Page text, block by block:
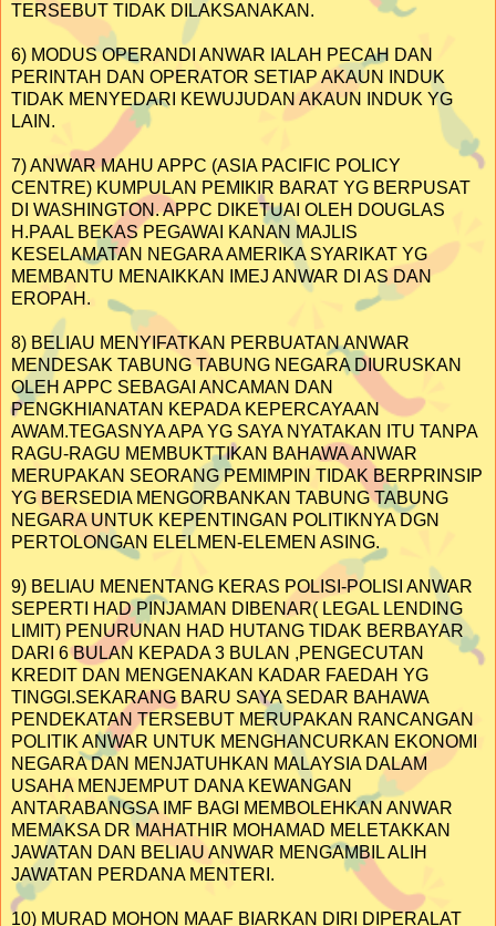
TERSEBUT TIDAK DILAKSANAKAN.
6) MODUS OPERANDI ANWAR IALAH PECAH DAN
PERINTAH DAN OPERATOR SETIAP AKAUN INDUK
TIDAK MENYEDARI KEWUJUDAN AKAUN INDUK YG
LAIN.
7) ANWAR MAHU APPC (ASIA PACIFIC POLICY
CENTRE) KUMPULAN PEMIKIR BARAT YG BERPUSAT
DI WASHINGTON. APPC DIKETUAI OLEH DOUGLAS
H.PAAL BEKAS PEGAWAI KANAN MAJLIS
KESELAMATAN NEGARA AMERIKA SYARIKAT YG
MEMBANTU MENAIKKAN IMEJ ANWAR DI AS DAN
EROPAH.
8) BELIAU MENYIFATKAN PERBUATAN ANWAR
MENDESAK TABUNG TABUNG NEGARA DIURUSKAN
OLEH APPC SEBAGAI ANCAMAN DAN
PENGKHIANATAN KEPADA KEPERCAYAAN
AWAM.TEGASNYA APA YG SAYA NYATAKAN ITU TANPA
RAGU-RAGU MEMBUKTTIKAN BAHAWA ANWAR
MERUPAKAN SEORANG PEMIMPIN TIDAK BERPRINSIP
YG BERSEDIA MENGORBANKAN TABUNG TABUNG
NEGARA UNTUK KEPENTINGAN POLITIKNYA DGN
PERTOLONGAN ELELMEN-ELEMEN ASING.
9) BELIAU MENENTANG KERAS POLISI-POLISI ANWAR
SEPERTI HAD PINJAMAN DIBENAR( LEGAL LENDING
LIMIT) PENURUNAN HAD HUTANG TIDAK BERBAYAR
DARI 6 BULAN KEPADA 3 BULAN ,PENGECUTAN
KREDIT DAN MENGENAKAN KADAR FAEDAH YG
TINGGI.SEKARANG BARU SAYA SEDAR BAHAWA
PENDEKATAN TERSEBUT MERUPAKAN RANCANGAN
POLITIK ANWAR UNTUK MENGHANCURKAN EKONOMI
NEGARA DAN MENJATUHKAN MALAYSIA DALAM
USAHA MENJEMPUT DANA KEWANGAN
ANTARABANGSA IMF BAGI MEMBOLEHKAN ANWAR
MEMAKSA DR MAHATHIR MOHAMAD MELETAKKAN
JAWATAN DAN BELIAU ANWAR MENGAMBIL ALIH
JAWATAN PERDANA MENTERI.
10) MURAD MOHON MAAF BIARKAN DIRI DIPERALAT